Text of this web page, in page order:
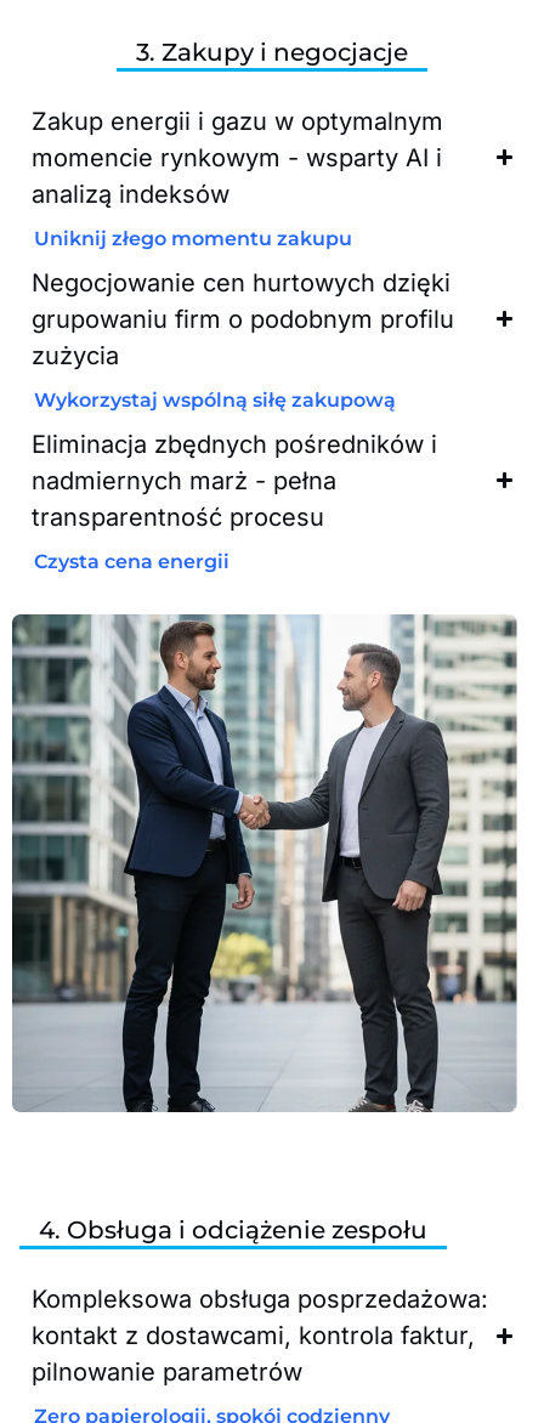
3. Zakupy i negocjacje
Zakup energii i gazu w optymalnym
momencie rynkowym - wsparty AI i
analizą indeksów
Uniknij złego momentu zakupu
Negocjowanie cen hurtowych dzięki
grupowaniu firm o podobnym profilu
zużycia
Wykorzystaj wspólną siłę zakupową
Eliminacja zbędnych pośredników i
nadmiernych marż - pełna
transparentność procesu
Czysta cena energii
4. Obsługa i odciążenie zespołu
Kompleksowa obsługa posprzedażowa:
kontakt z dostawcami, kontrola faktur,
pilnowanie parametrów
Zero papierologii, spokój codzienny